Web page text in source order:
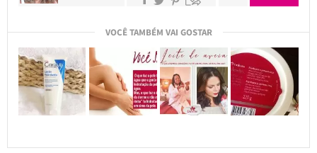
VOCÊ TAMBÉM VAI GOSTAR